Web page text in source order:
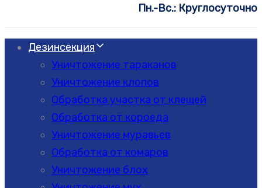
Пн.-Вс.: Круглосуточно
Дезинсекция
Уничтожение тараканов
Уничтожение клопов
Обработка участка от клещей
Обработка от короеда
Уничтожение муравьев
Обработка от комаров
Уничтожение блох